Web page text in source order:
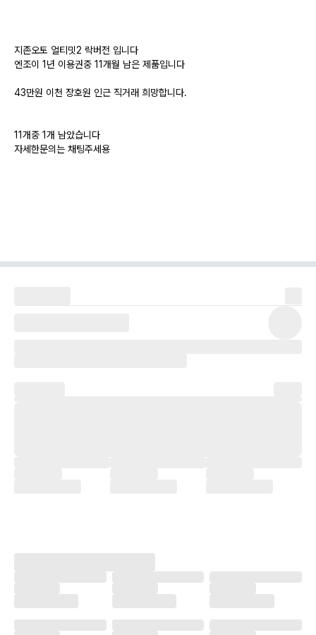
지존오토 얼티밋2 락버전 입니다
엔조이 1년 이용권중 11개월 남은 제품입니다
43만원 이천 장호원 인근 직거래 희망합니다.
11개중 1개 남았습니다
자세한문의는 채팅주세용